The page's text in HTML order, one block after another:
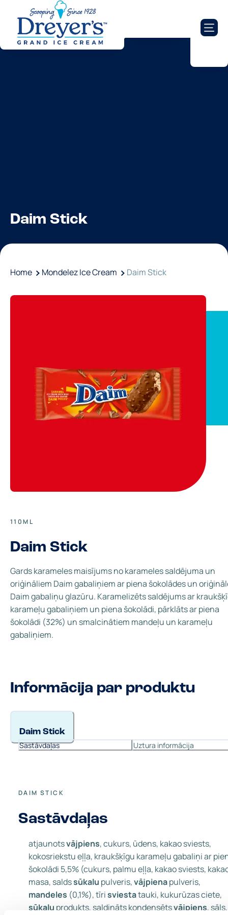
Daim Stick
Home Mondelez Ice Cream Daim Stick
110ML
Daim Stick
Gards karameles maisījums no karameles saldējuma un
oriģināliem Daim gabaliņiem ar piena šokolādes un
Daim gabaliņu glazūru. Karamelizēts saldējums ar
karameļu gabaliņiem un piena šokolādi, pārklāts ar piena
šokolādi (32%) un smalcinātiem mandeļu un karameļu
gabaliņiem.
Informācija par produktu
Daim Stick
Sastāvdaļas Uztura informācija
DAIM STICK
Sastāvdaļas
atjaunotsvājpiens, cukurs, ūdens, kakao sviests,
kokosriekstu eļļa, kraukšķīgu karameļu gabaliņi ar
šokolādi 5,5% (cukurs, palmu eļļa, kakao sviests,
masa, saldssūkalu pulveris,vājpienapulveris,
mandeles (0,1%), tīrisviestatauki, kukurūzas ciete,
sūkalu produkts, saldināts kondensētsvājpiens, sāls,